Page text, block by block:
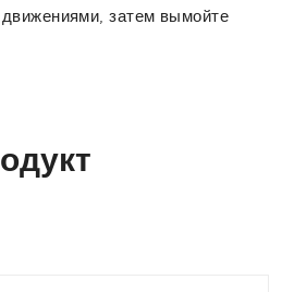
движениями, затем вымойте